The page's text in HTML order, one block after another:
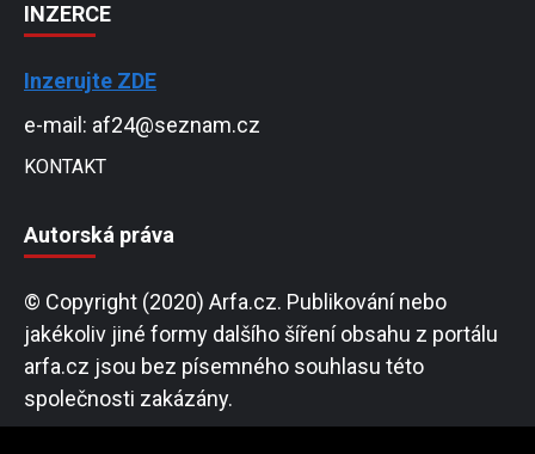
INZERCE
Inzerujte ZDE
e-mail: af24@seznam.cz
KONTAKT
Autorská práva
© Copyright (2020) Arfa.cz. Publikování nebo
jakékoliv jiné formy dalšího šíření obsahu z portálu
arfa.cz jsou bez písemného souhlasu této
společnosti zakázány.